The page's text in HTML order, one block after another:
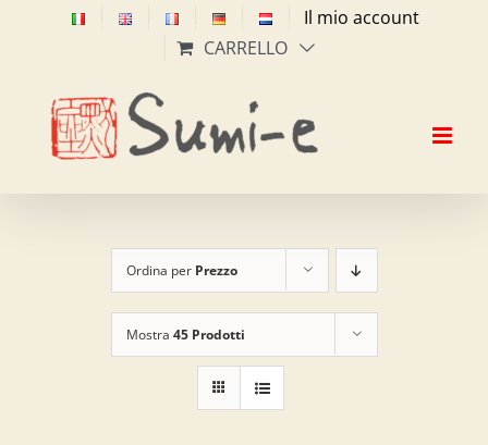
Il mio account
CARRELLO
Ordina per Prezzo
Mostra 45 Prodotti